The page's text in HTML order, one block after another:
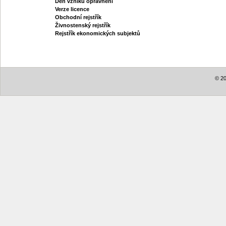
Verze licence
Obchodní rejstřík
Živnostenský rejstřík
Rejstřík ekonomických subjektů
©